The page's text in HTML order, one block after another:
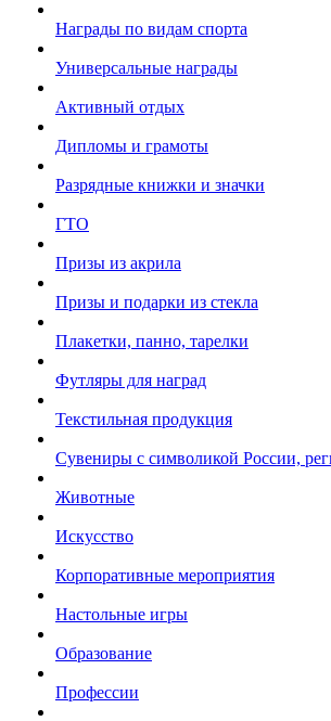
Награды по видам спорта
Универсальные награды
Активный отдых
Дипломы и грамоты
Разрядные книжки и значки
ГТО
Призы из акрила
Призы и подарки из стекла
Плакетки, панно, тарелки
Футляры для наград
Текстильная продукция
Сувениры с символикой России,
Животные
Искусство
Корпоративные мероприятия
Настольные игры
Образование
Профессии